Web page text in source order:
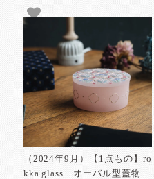
（2024年9月）【1点もの】ro
kka glass オーバル型蓋物